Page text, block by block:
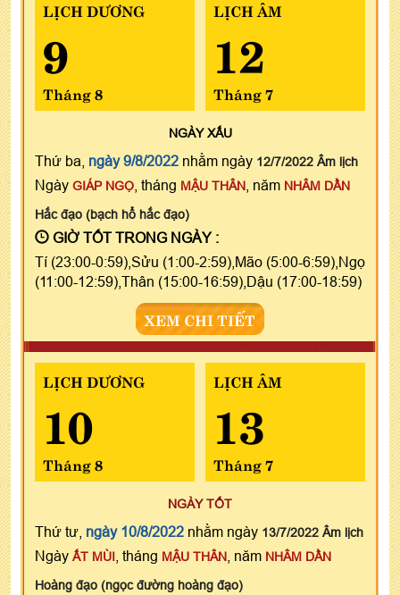
LỊCH DƯƠNG
9
Tháng 8
LỊCH ÂM
12
Tháng 7
NGÀYXẤU
Thứ ba, ngày 9/8/2022 nhằm ngày 12/7/2022 Âm lịch
Ngày GIÁP NGỌ , tháng MẬU THÂN , năm NHÂM DẦN
Hắc đạo (bạch hổ hắc đạo)
GIỜ TỐT TRONG NGÀY :
Tí (23:00-0:59),Sửu (1:00-2:59),Mão (5:00-6:59),Ngọ
(11:00-12:59),Thân (15:00-16:59),Dậu (17:00-18:59)
XEM CHI TIẾT
LỊCH DƯƠNG
10
Tháng 8
LỊCH ÂM
13
Tháng 7
NGÀY TỐT
Thứ tư, ngày 10/8/2022 nhằm ngày 13/7/2022 Âm lịch
Ngày ẤT MÙI , tháng MẬU THÂN , năm NHÂM DẦN
Hoàng đạo (ngọc đường hoàng đạo)